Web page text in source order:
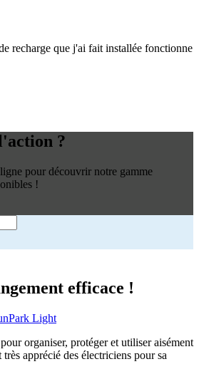
recharge que j'ai fait installée fonctionne
?
pour découvrir notre gamme
!
efficace !
organiser, protéger et utiliser aisément
apprécié des électriciens pour sa